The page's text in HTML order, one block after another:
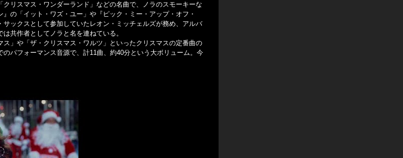
リスマス・ワンダーランド」などの名曲で、ノラのスモーキーな
の「イット・ワズ・ユー」や『ピック・ミー・アップ・オフ・
ックスとして参加していたレオン・ミッチェルズが務め、アルバ
共作者としてノラと名を連ねている。
」や「ザ・クリスマス・ワルツ」といったクリスマスの定番曲の
パフォーマンス音源で、計11曲、約40分という大ボリューム。今